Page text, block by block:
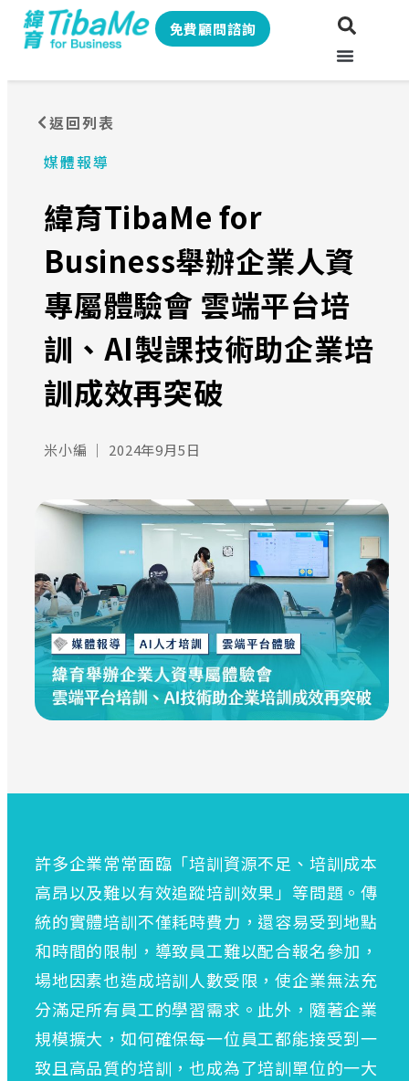
免費顧問諮詢
返回列表
媒體報導
緯育TibaMe for
Business舉辦企業人資
專屬體驗會 雲端平台培
訓、AI製課技術助企業培
訓成效再突破
米小編 ｜ 2024年9月5日
許多企業常常面臨「培訓資源不足、培訓成本
高昂以及難以有效追蹤培訓效果」等問題。傳
統的實體培訓不僅耗時費力，還容易受到地點
和時間的限制，導致員工難以配合報名參加，
場地因素也造成培訓人數受限，使企業無法充
分滿足所有員工的學習需求。此外，隨著企業
規模擴大，如何確保每一位員工都能接受到一
致且高品質的培訓，也成為了培訓單位的一大